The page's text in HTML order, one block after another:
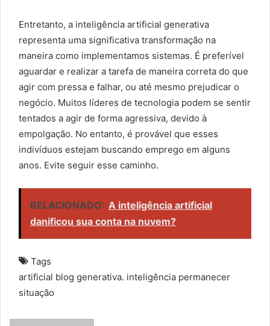
Entretanto, a inteligência artificial generativa
representa uma significativa transformação na
maneira como implementamos sistemas. É preferível
aguardar e realizar a tarefa de maneira correta do que
agir com pressa e falhar, ou até mesmo prejudicar o
negócio. Muitos líderes de tecnologia podem se sentir
tentados a agir de forma agressiva, devido à
empolgação. No entanto, é provável que esses
indivíduos estejam buscando emprego em alguns
anos. Evite seguir esse caminho.
RELACIONADO: A inteligência artificial
danificou sua conta na nuvem?
Tags
artificial blog generativa. inteligência permanecer
situação